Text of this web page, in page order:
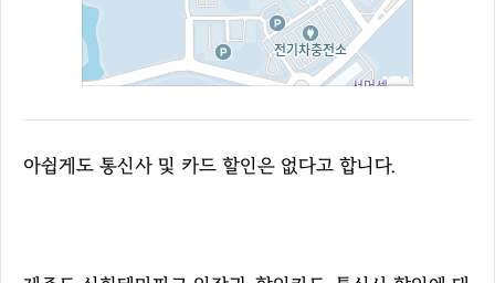
아쉽게도 통신사 및 카드 할인은 없다고 합니다.